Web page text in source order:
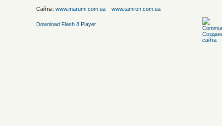
Сайты: www.marumi.com.ua www.tamron.com.ua
Download Flash 8 Player